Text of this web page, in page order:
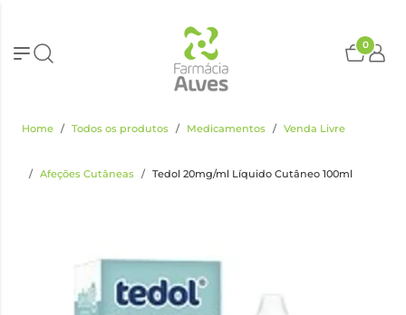
0
Home Todos os produtos Medicamentos Venda Livre
Afeções Cutâneas Tedol 20mg/ml Líquido Cutâneo 100ml